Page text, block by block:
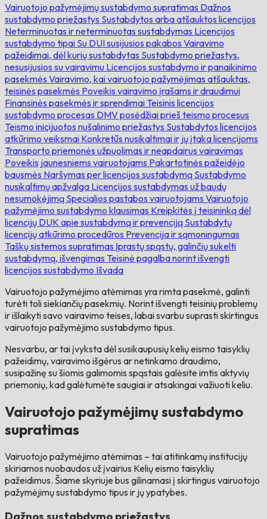
Vairuotojo pažymėjimų sustabdymo supratimas Dažnos
sustabdymo priežastys Sustabdytos arba atšauktos licencijos
Neterminuotas ir neterminuotas sustabdymas Licencijos
sustabdymo tipai Su DUI susijusios pakabos Vairavimo
pažeidimai, dėl kurių sustabdytas Sustabdymo priežastys,
nesusijusios su vairavimu Licencijos sustabdymo ir panaikinimo
pasekmės Vairavimo, kai vairuotojo pažymėjimas atšauktas,
teisinės pasekmės Poveikis vairavimo įrašams ir draudimui
Finansinės pasekmės ir sprendimai Teisinis licencijos
sustabdymo procesas DMV posėdžiai prieš teismo procesus
Teismo inicijuotos nušalinimo priežastys Sustabdytos licencijos
atkūrimo veiksmai Konkretūs nusikaltimai ir jų įtaka licencijoms
Transporto priemonės užpuolimas ir neapdairus vairavimas
Poveikis jaunesniems vairuotojams Pakartotinės pažeidėjo
bausmės Naršymas per licencijos sustabdymą Sustabdymo
nusikaltimų apžvalga Licencijos sustabdymas už baudų
nesumokėjimą Specialios pastabos vairuotojams Vairuotojo
pažymėjimo sustabdymo klausimas Kreipkitės į teisininką dėl
licencijų DUK apie sustabdymą ir prevenciją Sustabdytų
licencijų atkūrimo procedūros Prevencija ir sąmoningumas
Taškų sistemos supratimas Įprastų spąstų, galinčių sukelti
sustabdymą, išvengimas Teisinė pagalba norint išvengti
licencijos sustabdymo Išvada
Vairuotojo pažymėjimo atėmimas yra rimta pasekmė, galinti
turėti toli siekiančių pasekmių. Norint išvengti teisinių problemų
ir išlaikyti savo vairavimo teises, labai svarbu suprasti skirtingus
vairuotojo pažymėjimo sustabdymo tipus.
Nesvarbu, ar tai įvyksta dėl susikaupusių kelių eismo taisyklių
pažeidimų, vairavimo išgėrus ar netinkamo draudimo,
susipažinę su šiomis galimomis spąstais galėsite imtis aktyvių
priemonių, kad galėtumėte saugiai ir atsakingai važiuoti keliu.
Vairuotojo pažymėjimų sustabdymo
supratimas
Vairuotojo pažymėjimo atėmimas – tai atitinkamų institucijų
skiriamos nuobaudos už įvairius Kelių eismo taisyklių
pažeidimus. Šiame skyriuje bus gilinamasi į skirtingus vairuotojo
pažymėjimų sustabdymo tipus ir jų ypatybes.